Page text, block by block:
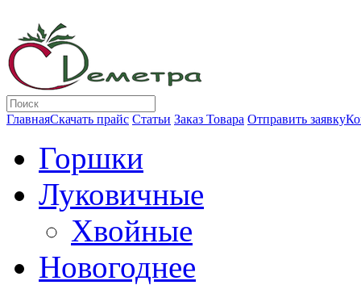
ГлавнаяСкачать прайс Статьи Заказ Товара Отправить заявку
Горшки
Луковичные
Хвойные
Новогоднее